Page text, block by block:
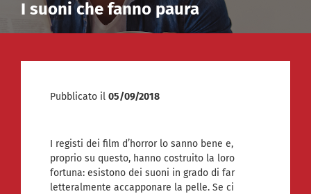
I suoni che fanno paura
Pubblicato il05/09/2018
I registi dei film d’horror lo sanno bene e,
proprio su questo, hanno costruito la loro
fortuna: esistono dei suoni in grado di far
letteralmente accapponare la pelle. Se ci